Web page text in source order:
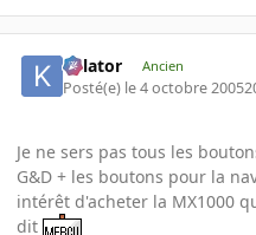
Killator Ancien
Posté(e) le 4 octobre 2005
Je ne sers pas tous les
G&D + les boutons pour la
intérêt d'acheter la MX1000
dit